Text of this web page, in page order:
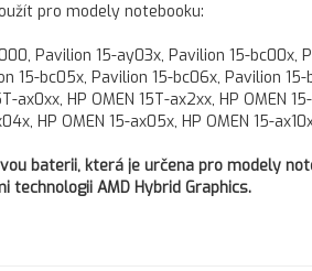
pro modely notebooku:
Pavilion 15-ay03x, Pavilion 15-bc00x,
15-bc05x, Pavilion 15-bc06x, Pavilion 15-
ax0xx, HP OMEN 15T-ax2xx, HP OMEN
HP OMEN 15-ax05x, HP OMEN 15-
baterii, která je určena pro modely
technologii AMD Hybrid Graphics.